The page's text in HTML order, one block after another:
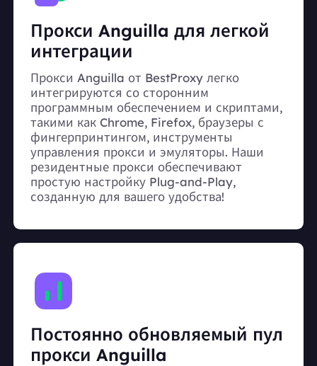
Прокси Anguilla для легкой
интеграции
Прокси Anguilla от BestProxy легко
интегрируются со сторонним
программным обеспечением и скриптами,
такими как Chrome, Firefox, браузеры с
фингерпринтингом, инструменты
управления прокси и эмуляторы. Наши
резидентные прокси обеспечивают
простую настройку Plug-and-Play,
созданную для вашего удобства!
Постоянно обновляемый пул
прокси Anguilla